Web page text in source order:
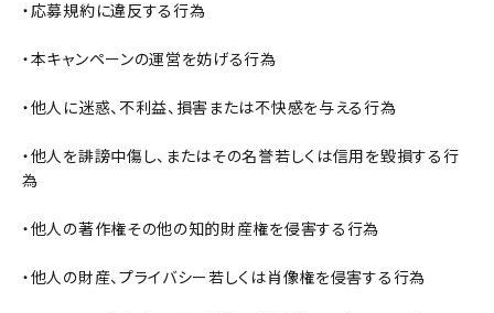
・応募規約に違反する行為
・本キャンペーンの運営を妨げる行為
・他人に迷惑、不利益、損害または不快感を与える行為
・他人を誹謗中傷し、またはその名誉若しくは信用を毀損する行
為
・他人の著作権その他の知的財産権を侵害する行為
・他人の財産、プライバシー若しくは肖像権を侵害する行為